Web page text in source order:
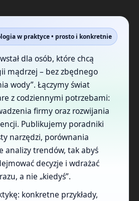
w praktyce • prosto i konkretnie
dla osób, które chcą
mądrzej – bez zbędnego
wody”. Łączymy świat
z codziennymi potrzebami:
firmy oraz rozwijania
Publikujemy poradniki
narzędzi, porównania
analizy trendów, tak abyś
decyzje i wdrażać
a nie „kiedyś”.
konkretne przykłady,